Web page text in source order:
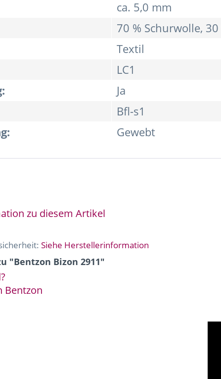
ca. 5,0 mm
70 % Schurwolle,
Textil
LC1
Ja
Bfl-s1
Gewebt
zu diesem Artikel
Siehe Herstellerinformation
"Bentzon Bizon 2911"
Bentzon